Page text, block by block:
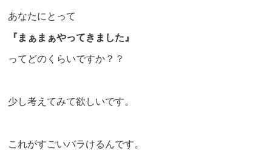
あなたにとって
『まぁまぁやってきました』
ってどのくらいですか？？
少し考えてみて欲しいです。
これがすごいバラけるんです。